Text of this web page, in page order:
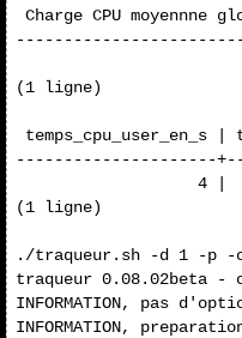
Charge CPU moyennne
(1 ligne)
temps_cpu_user_en_s |
---------------------
4 |
(1 ligne)
./traqueur.sh -d 1 -p -
traqueur 0.08.02beta -
INFORMATION, pas
INFORMATION,